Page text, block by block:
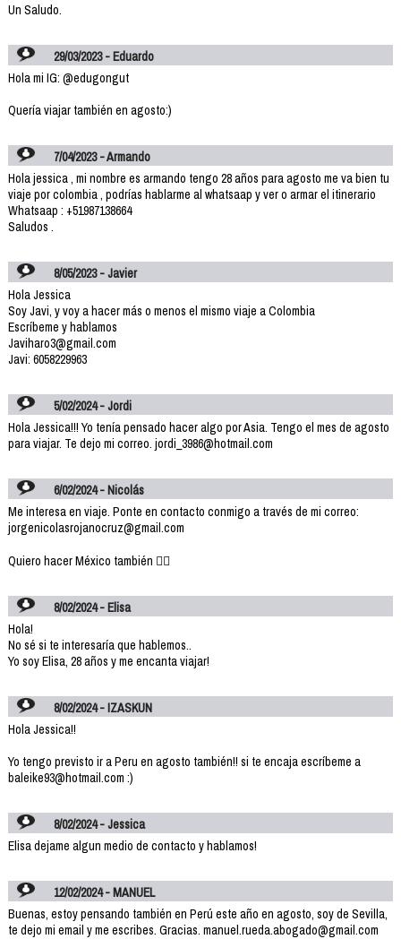
Un Saludo.
29/03/2023 - Eduardo
Hola mi IG: @edugongut
Quería viajar también en agosto:)
7/04/2023 - Armando
Hola jessica , mi nombre es armando tengo 28 años para agosto me va bien tu
viaje por colombia , podrías hablarme al whatsaap y ver o armar el itinerario
Whatsaap : +51987138664
Saludos .
8/05/2023 - Javier
Hola Jessica
Soy Javi, y voy a hacer más o menos el mismo viaje a Colombia
Escríbeme y hablamos
Javiharo3@gmail.com
Javi: 6058229963
5/02/2024 - Jordi
Hola Jessica!!! Yo tenía pensado hacer algo por Asia. Tengo el mes de agosto
para viajar. Te dejo mi correo. jordi_3986@hotmail.com
6/02/2024 - Nicolás
Me interesa en viaje. Ponte en contacto conmigo a través de mi correo:
jorgenicolasrojanocruz@gmail.com
Quiero hacer México también 👌🏽
8/02/2024 - Elisa
Hola!
No sé si te interesaría que hablemos..
Yo soy Elisa, 28 años y me encanta viajar!
8/02/2024 - IZASKUN
Hola Jessica!!
Yo tengo previsto ir a Peru en agosto también!! si te encaja escríbeme a
baleike93@hotmail.com :)
8/02/2024 - Jessica
Elisa dejame algun medio de contacto y hablamos!
12/02/2024 - MANUEL
Buenas, estoy pensando también en Perú este año en agosto, soy de Sevilla,
te dejo mi email y me escribes. Gracias. manuel.rueda.abogado@gmail.com